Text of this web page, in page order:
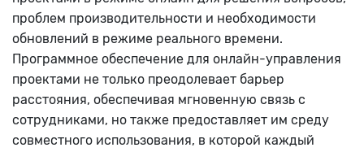
проблем производительности и необходимости
обновлений в режиме реального времени.
Программное обеспечение для онлайн-управления
проектами не только преодолевает барьер
расстояния, обеспечивая мгновенную связь с
сотрудниками, но также предоставляет им среду
совместного использования, в которой каждый